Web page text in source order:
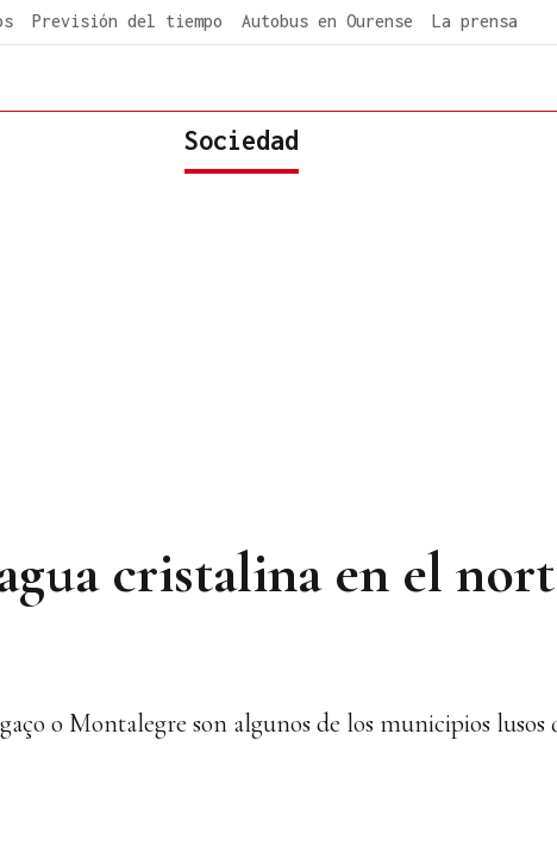
Previsión del tiempo Autobus en Ourense La prensa
Sociedad
cristalina en el
o Montalegre son algunos de los municipios lusos